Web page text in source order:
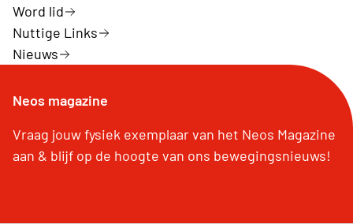
Word lid
Nuttige Links
Nieuws
Neos magazine
Vraag jouw fysiek exemplaar van het Neos Magazine
aan & blijf op de hoogte van ons bewegingsnieuws!